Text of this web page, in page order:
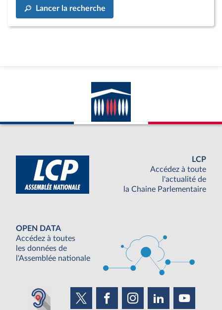
Lancer la recherche
LCP
Accédez à toute
l'actualité de
la Chaine Parlementaire
OPEN DATA
Accédez à toutes
les données de
l'Assemblée nationale